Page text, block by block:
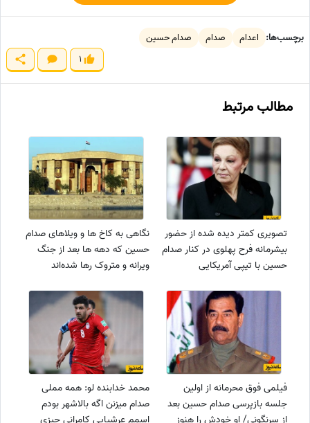
برچسب‌ها: اعدام صدام
صدام حسین
1
مطالب مرتبط
تصویری کمتر دیده شده از حضور
بیشرمانه فرح پهلوی در کنار صدام
حسین با تیپی آمریکایی
نگاهی به کاخ ها و ویلاهای صدام
حسین که دهه ها بعد از جنگ
ویرانه و متروک رها شده‌اند
فیلمی فوق محرمانه از اولین
جلسه بازپرسی صدام حسین بعد
از سرنگونی/ او خودش را هنوز
محمد خدابنده لو: همه مملی
صدام میزنن اگه بالاشهر بودم
اسمم عرشیایی کامرانی چیزی